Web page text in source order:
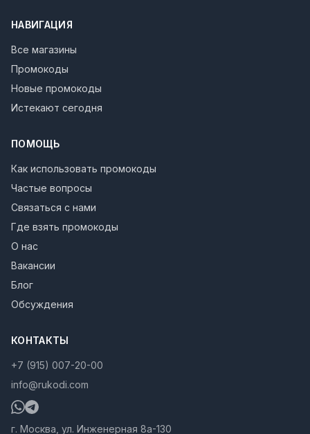
НАВИГАЦИЯ
Все магазины
Промокоды
Новые промокоды
Истекают сегодня
ПОМОЩЬ
Как использовать промокоды
Частые вопросы
Связаться с нами
Где взять промокоды
О нас
Вакансии
Блог
Обсуждения
КОНТАКТЫ
+7 (915) 007-20-00
info@rukodi.com
г. Москва, ул. Инженерная 8а-130